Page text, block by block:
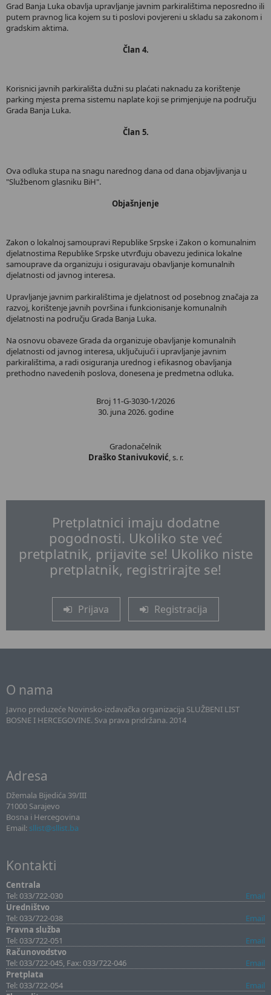
Grad Banja Luka obavlja upravljanje javnim parkiralištima neposredno ili
putem pravnog lica kojem su ti poslovi povjereni u skladu sa zakonom i
gradskim aktima.
Član 4.
Korisnici javnih parkirališta dužni su plaćati naknadu za korištenje
parking mjesta prema sistemu naplate koji se primjenjuje na području
Grada Banja Luka.
Član 5.
Ova odluka stupa na snagu narednog dana od dana objavljivanja u
"Službenom glasniku BiH".
Objašnjenje
Zakon o lokalnoj samoupravi Republike Srpske i Zakon o komunalnim
djelatnostima Republike Srpske utvrđuju obavezu jedinica lokalne
samouprave da organizuju i osiguravaju obavljanje komunalnih
djelatnosti od javnog interesa.
Upravljanje javnim parkiralištima je djelatnost od posebnog značaja za
razvoj, korištenje javnih površina i funkcionisanje komunalnih
djelatnosti na području Grada Banja Luka.
Na osnovu obaveze Grada da organizuje obavljanje komunalnih
djelatnosti od javnog interesa, uključujući i upravljanje javnim
parkiralištima, a radi osiguranja urednog i efikasnog obavljanja
prethodno navedenih poslova, donesena je predmetna odluka.
Broj 11-G-3030-1/2026
30. juna 2026. godine
Gradonačelnik
Draško Stanivuković, s. r.
Pretplatnici imaju dodatne
pogodnosti. Ukoliko ste već
pretplatnik, prijavite se! Ukoliko niste
pretplatnik, registrirajte se!
Prijava Registracija
O nama
Javno preduzeće Novinsko-izdavačka organizacija SLUŽBENI LIST
BOSNE I HERCEGOVINE. Sva prava pridržana. 2014
Adresa
Džemala Bijedića 39/III
71000 Sarajevo
Bosna i Hercegovina
Email: sllist@sllist.ba
Kontakti
Centrala
Tel: 033/722-030
Email
Uredništvo
Tel: 033/722-038
Email
Pravna služba
Tel: 033/722-051
Email
Računovodstvo
Tel: 033/722-045, Fax: 033/722-046
Email
Pretplata
Tel: 033/722-054
Email